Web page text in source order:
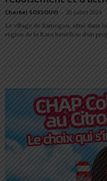
Charbel SOSSOUVI - 20 juillet 2024
Le village de Samogou, situé dans
région de la Kara bénéficie d'un